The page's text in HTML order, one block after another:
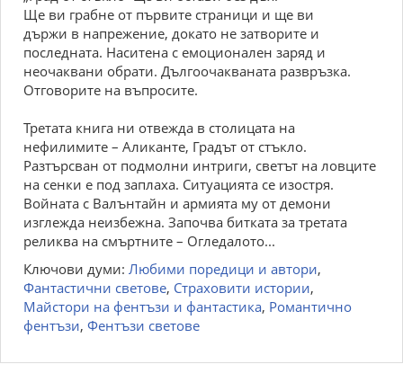
Ще ви грабне от първите страници и ще ви
държи в напрежение, докато не затворите и
последната. Наситена с емоционален заряд и
неочаквани обрати. Дългоочакваната развръзка.
Отговорите на въпросите.
Третата книга ни отвежда в столицата на
нефилимите – Аликанте, Градът от стъкло.
Разтърсван от подмолни интриги, светът на ловците
на сенки е под заплаха. Ситуацията се изостря.
Войната с Валънтайн и армията му от демони
изглежда неизбежна. Започва битката за третата
реликва на смъртните – Огледалото...
Ключови думи: Любими поредици и автори,
Фантастични светове, Страховити истории,
Майстори на фентъзи и фантастика, Романтично
фентъзи, Фентъзи светове